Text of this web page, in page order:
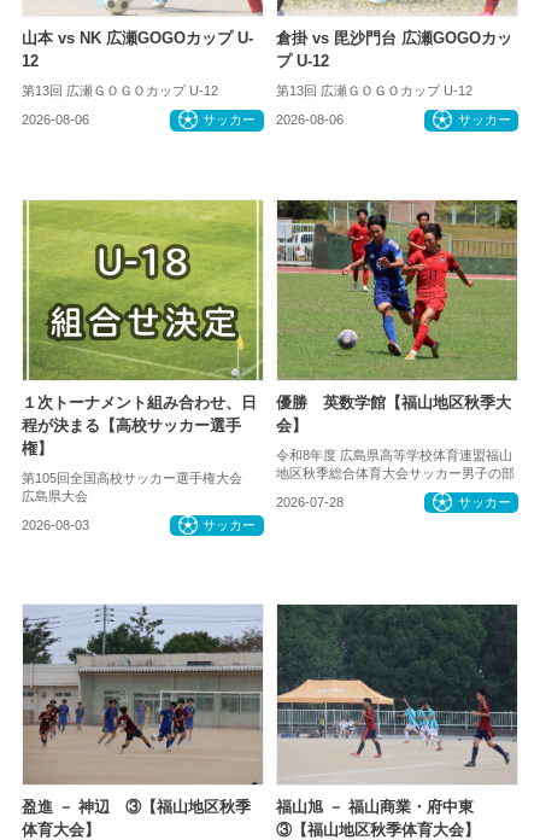
山本 vs NK 広瀬GOGOカップ U-
12
第13回 広瀬ＧＯＧＯカップ U-12
2026-08-06 サッカー
倉掛 vs 毘沙門台 広瀬GOGOカッ
プ U-12
第13回 広瀬ＧＯＧＯカップ U-12
2026-08-06 サッカー
１次トーナメント組み合わせ、日
程が決まる【高校サッカー選手
権】
第105回全国高校サッカー選手権大会
広島県大会
2026-08-03 サッカー
優勝 英数学館【福山地区秋季大
会】
令和8年度 広島県高等学校体育連盟福山
地区秋季総合体育大会サッカー男子の部
2026-07-28 サッカー
盈進 － 神辺 ③【福山地区秋季
体育大会】
福山旭 － 福山商業・府中東
③【福山地区秋季体育大会】